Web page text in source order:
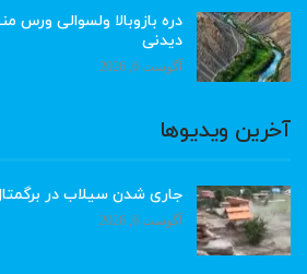
دره بازوبالا ولسوالی ورس
دیدنی
آگوست 6, 2026
آخرین ویدیوها
جاری شدن سیلاب در
آگوست 6, 2026